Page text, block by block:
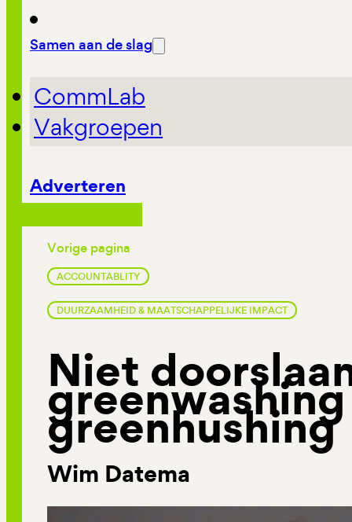
Samen aan de slag
CommLab
Vakgroepen
Adverteren
Vorige pagina
ACCOUNTABLITY
DUURZAAMHEID & MAATSCHAPPELIJKE IMPACT
Niet
greenhushing
Wim Datema